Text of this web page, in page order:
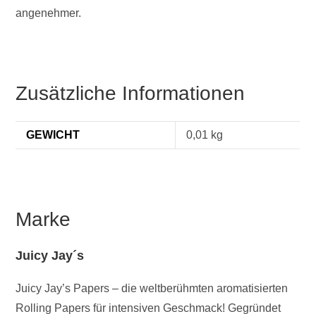
angenehmer.
Zusätzliche Informationen
GEWICHT 0,01 kg
Marke
Juicy Jay´s
Juicy Jay’s Papers – die weltberühmten aromatisierten
Rolling Papers für intensiven Geschmack! Gegründet